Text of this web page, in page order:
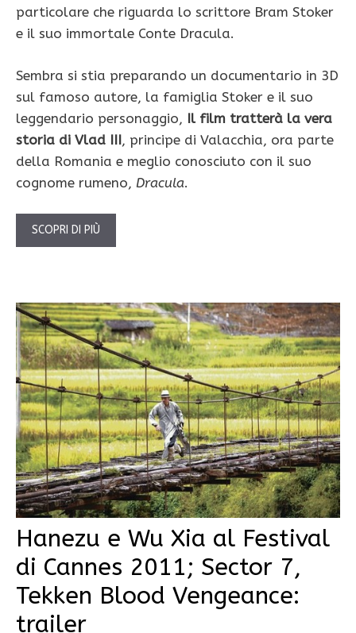
particolare che riguarda lo scrittore Bram Stoker
e il suo immortale Conte Dracula.
Sembra si stia preparando un documentario in 3D
sul famoso autore, la famiglia Stoker e il suo
leggendario personaggio, Il film tratterà la vera
storia di Vlad III, principe di Valacchia, ora parte
della Romania e meglio conosciuto con il suo
cognome rumeno, Dracula.
SCOPRI DI PIÙ
Hanezu e Wu Xia al Festival
di Cannes 2011; Sector 7,
Tekken Blood Vengeance:
trailer